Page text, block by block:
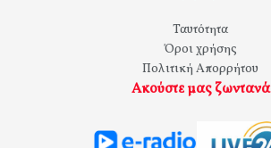
Ταυτότητα
Όροι χρήσης
Πολιτική Απορρήτου
Ακούστε μας ζωντανά